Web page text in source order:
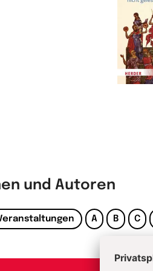
und Autoren
A B C